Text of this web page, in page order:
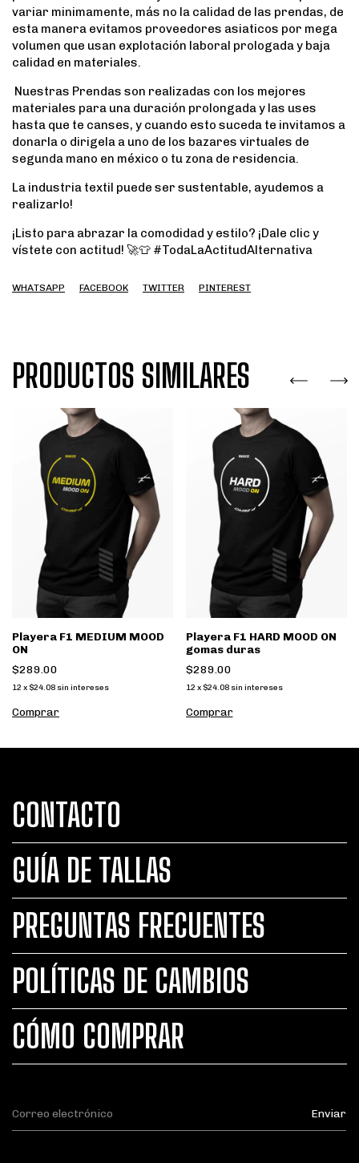
variar minimamente, más no la calidad de las prendas, de
esta manera evitamos proveedores asiaticos por mega
volumen que usan explotación laboral prologada y baja
calidad en materiales.
Nuestras Prendas son realizadas con los mejores
materiales para una duración prolongada y las uses
hasta que te canses, y cuando esto suceda te invitamos a
donarla o dirigela a uno de los bazares virtuales de
segunda mano en méxico o tu zona de residencia.
La industria textil puede ser sustentable, ayudemos a
realizarlo!
¡Listo para abrazar la comodidad y estilo? ¡Dale clic y
vístete con actitud! 🚀👕 #TodaLaActitudAlternativa
WHATSAPP FACEBOOK TWITTER PINTEREST
PRODUCTOS SIMILARES
Playera F1 MEDIUM MOOD
ON
$289.00
12 x $24.08 sin intereses
Comprar
Playera F1 HARD MOOD ON
gomas duras
$289.00
12 x $24.08 sin intereses
Comprar
CONTACTO
GUÍA DE TALLAS
PREGUNTAS FRECUENTES
POLÍTICAS DE CAMBIOS
CÓMO COMPRAR